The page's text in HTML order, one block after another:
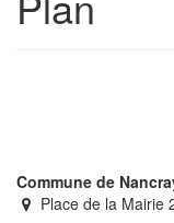
Commune de
Place de la Mairie